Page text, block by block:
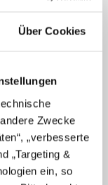
Über Cookies
Zwecke
„verbesserte
„Targeting &
ein, so